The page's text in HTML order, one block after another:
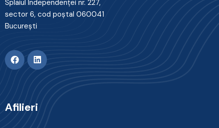
Splaiul Independenţei nr. 227,
sector 6, cod poştal 060041
Bucureşti
Afilieri